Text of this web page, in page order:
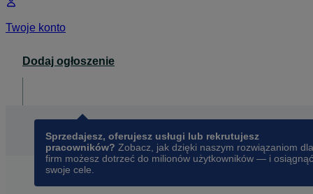
Twoje konto
Dodaj ogłoszenie
Sprzedajesz, oferujesz usługi lub rekrutujesz
pracowników? Zobacz, jak dzięki naszym rozwiązaniom dla
firm możesz dotrzeć do milionów użytkowników — i osiągnąć
swoje cele.